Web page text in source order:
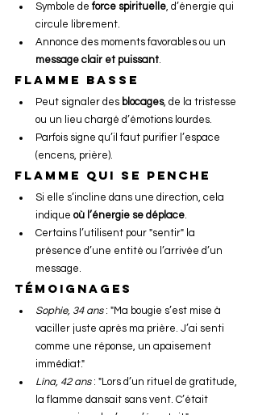
Symbole de force spirituelle, d’énergie qui
circule librement.
Annonce des moments favorables ou un
message clair et puissant.
Flamme basse
Peut signaler des blocages, de la tristesse
ou un lieu chargé d’émotions lourdes.
Parfois signe qu’il faut purifier l’espace
(encens, prière).
Flamme qui se penche
Si elle s’incline dans une direction, cela
indique où l’énergie se déplace.
Certains l’utilisent pour "sentir" la
présence d’une entité ou l’arrivée d’un
message.
Témoignages
Sophie, 34 ans : "Ma bougie s’est mise à
vaciller juste après ma prière. J’ai senti
comme une réponse, un apaisement
immédiat."
Lina, 42 ans : "Lors d’un rituel de gratitude,
la flamme dansait sans vent. C’était